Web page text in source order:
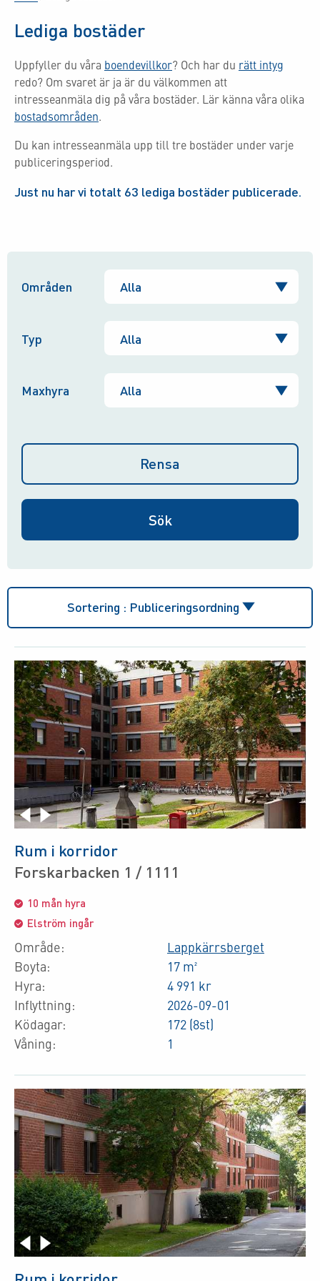
Lediga bostäder
Uppfyller du våra boendevillkor? Och har du rätt intyg
redo? Om svaret är ja är du välkommen att
intresseanmäla dig på våra bostäder. Lär känna våra olika
bostadsområden.
Du kan intresseanmäla upp till tre bostäder under varje
publiceringsperiod.
Just nu har vi totalt 63 lediga bostäder publicerade.
Områden
Typ
Maxhyra
Rensa
Sortering : Publiceringsordning
Rum i korridor
Forskarbacken 1 / 1111
10 mån hyra
Elström ingår
Område:
Boyta:
Hyra:
Inflyttning:
Ködagar:
Våning:
Lappkärrsberget
17 m²
4 991 kr
2026-09-01
172 (8st)
1